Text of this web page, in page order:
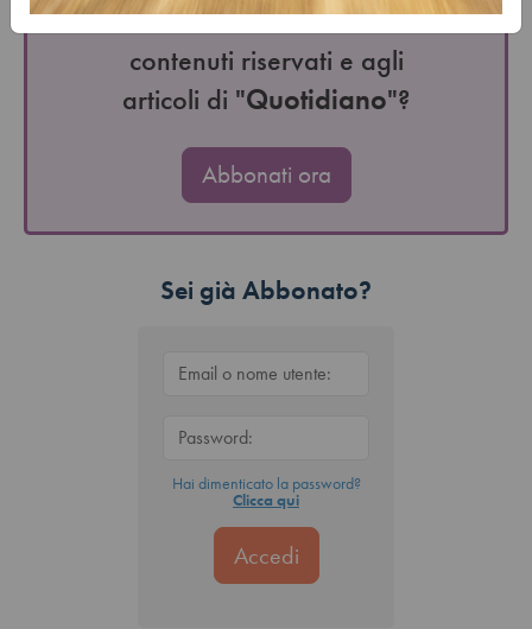
Vuoi avere accesso a tutti i
contenuti riservati e agli
articoli di "Quotidiano"?
Abbonati ora
Sei già Abbonato?
Hai dimenticato la password?
Clicca qui